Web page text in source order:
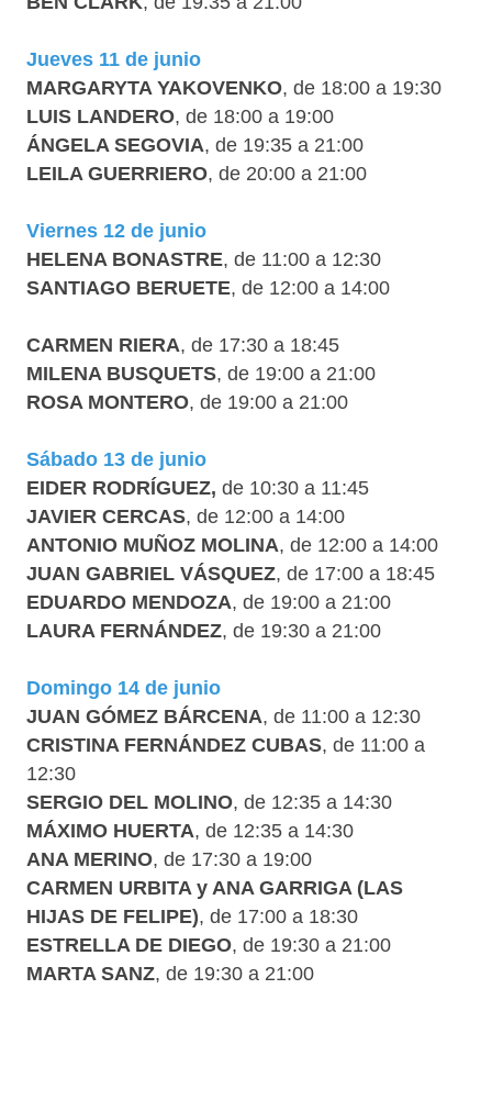
Jueves 11 de junio
MARGARYTA YAKOVENKO, de 18:00 a 19:30
LUIS LANDERO, de 18:00 a 19:00
ÁNGELA SEGOVIA, de 19:35 a 21:00
LEILA GUERRIERO, de 20:00 a 21:00
Viernes 12 de junio
HELENA BONASTRE, de 11:00 a 12:30
SANTIAGO BERUETE, de 12:00 a 14:00
CARMEN RIERA, de 17:30 a 18:45
MILENA BUSQUETS, de 19:00 a 21:00
ROSA MONTERO, de 19:00 a 21:00
Sábado 13 de junio
EIDER RODRÍGUEZ, de 10:30 a 11:45
JAVIER CERCAS, de 12:00 a 14:00
ANTONIO MUÑOZ MOLINA, de 12:00 a 14:00
JUAN GABRIEL VÁSQUEZ, de 17:00 a 18:45
EDUARDO MENDOZA, de 19:00 a 21:00
LAURA FERNÁNDEZ, de 19:30 a 21:00
Domingo 14 de junio
JUAN GÓMEZ BÁRCENA, de 11:00 a 12:30
CRISTINA FERNÁNDEZ CUBAS, de 11:00 a
12:30
SERGIO DEL MOLINO, de 12:35 a 14:30
MÁXIMO HUERTA, de 12:35 a 14:30
ANA MERINO, de 17:30 a 19:00
CARMEN URBITA y ANA GARRIGA (LAS
HIJAS DE FELIPE), de 17:00 a 18:30
ESTRELLA DE DIEGO, de 19:30 a 21:00
MARTA SANZ, de 19:30 a 21:00